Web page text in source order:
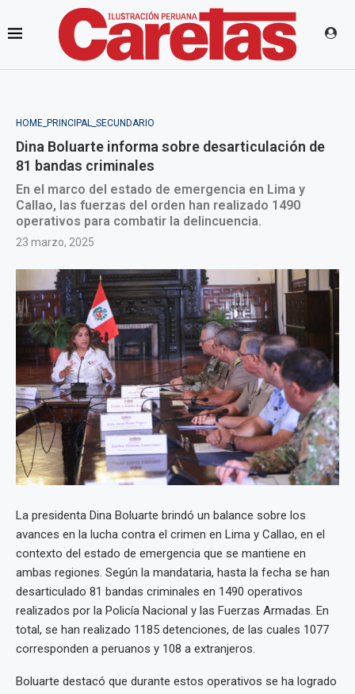
HOME_PRINCIPAL_SECUNDARIO
Dina Boluarte informa sobre desarticulación de
81 bandas criminales
En el marco del estado de emergencia en Lima y
Callao, las fuerzas del orden han realizado 1490
operativos para combatir la delincuencia.
23 marzo, 2025
La presidenta Dina Boluarte brindó un balance sobre los
avances en la lucha contra el crimen en Lima y Callao, en el
contexto del estado de emergencia que se mantiene en
ambas regiones. Según la mandataria, hasta la fecha se han
desarticulado 81 bandas criminales en 1490 operativos
realizados por la Policía Nacional y las Fuerzas Armadas. En
total, se han realizado 1185 detenciones, de las cuales 1077
corresponden a peruanos y 108 a extranjeros.
Boluarte destacó que durante estos operativos se ha logrado